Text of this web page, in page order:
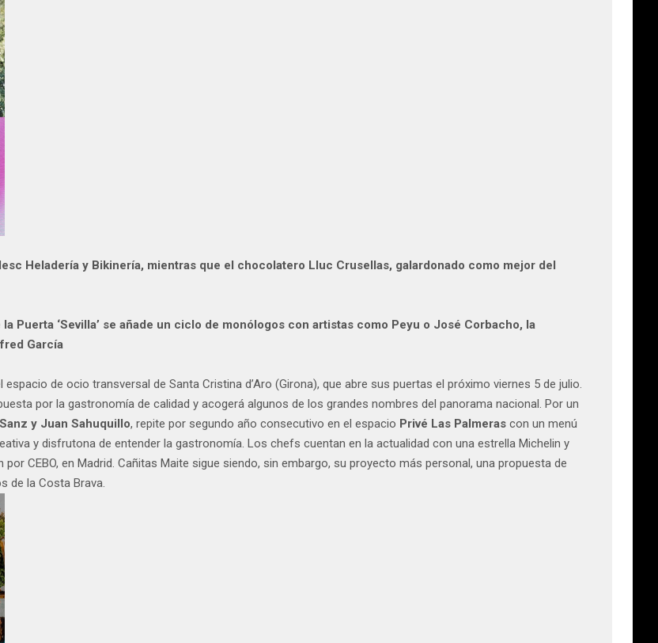
Heladería y Bikinería, mientras que el chocolatero Lluc Crusellas, galardonado como mejor del
Puerta ‘Sevilla’ se añade un ciclo de monólogos con artistas como Peyu o José Corbacho, la
García
de ocio transversal de Santa Cristina d’Aro (Girona), que abre sus puertas el próximo viernes 5 de julio.
por la gastronomía de calidad y acogerá algunos de los grandes nombres del panorama nacional. Por un
y Juan Sahuquillo, repite por segundo año consecutivo en el espacio Privé Las Palmeras con un menú
y disfrutona de entender la gastronomía. Los chefs cuentan en la actualidad con una estrella Michelin y
CEBO, en Madrid. Cañitas Maite sigue siendo, sin embargo, su proyecto más personal, una propuesta de
de la Costa Brava.